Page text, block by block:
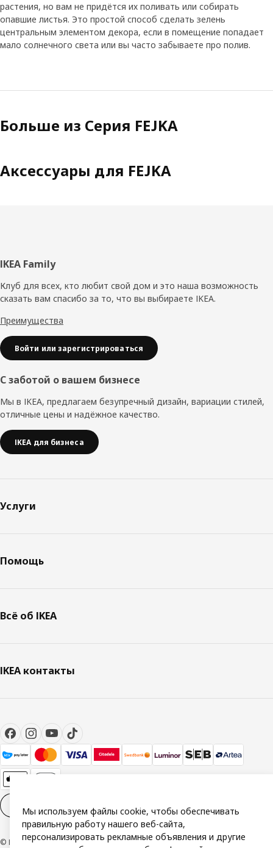
растения, но вам не придётся их поливать или собирать
опавшие листья. Это простой способ сделать зелень
центральным элементом декора, если в помещение попадает
мало солнечного света или вы часто забываете про полив.
Больше из Серия FEJKA
Аксессуары для FEJKA
Нижний
колонтитул
IKEA Family
Клуб для всех, кто любит свой дом и это наша возможность
сказать вам спасибо за то, что вы выбираете IKEA.
Преимущества
Войти или зарегистрироваться
С заботой о вашем бизнесе
Мы в IKEA, предлагаем безупречный дизайн, вариации стилей,
отличные цены и надёжное качество.
IKEA для бизнеса
Услуги
Помощь
Всё об IKEA
IKEA контакты
RU
© Inter IKEA Systems B.V. 1999-2026
Мы используем файлы cookie, чтобы обеспечивать
правильную работу нашего веб-сайта,
персонализировать рекламные объявления и другие